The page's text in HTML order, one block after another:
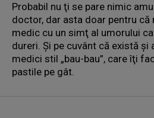
Probabil nu ţi se pare nimic
doctor, dar asta doar pentru că
medic cu un simţ al umorului
dureri. Şi pe cuvânt că există şi
medici stil „bau-bau”, care îţi
pastile pe gât.